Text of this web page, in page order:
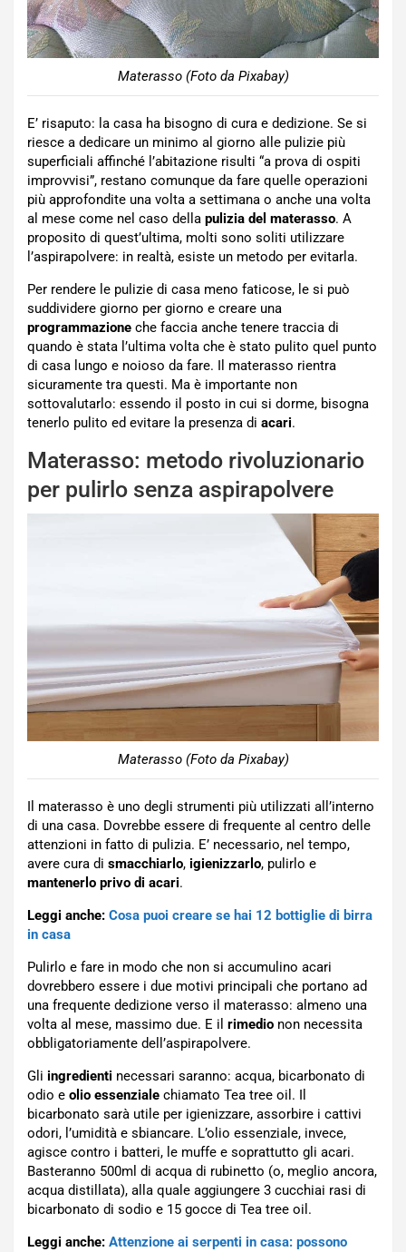
Materasso (Foto da Pixabay)
E’ risaputo: la casa ha bisogno di cura e dedizione. Se si
riesce a dedicare un minimo al giorno alle pulizie più
superficiali affinché l’abitazione risulti “a prova di ospiti
improvvisi”, restano comunque da fare quelle operazioni
più approfondite una volta a settimana o anche una volta
al mese come nel caso della pulizia del materasso. A
proposito di quest’ultima, molti sono soliti utilizzare
l’aspirapolvere: in realtà, esiste un metodo per evitarla.
Per rendere le pulizie di casa meno faticose, le si può
suddividere giorno per giorno e creare una
programmazione che faccia anche tenere traccia di
quando è stata l’ultima volta che è stato pulito quel punto
di casa lungo e noioso da fare. Il materasso rientra
sicuramente tra questi. Ma è importante non
sottovalutarlo: essendo il posto in cui si dorme, bisogna
tenerlo pulito ed evitare la presenza di acari.
Materasso: metodo rivoluzionario
per pulirlo senza aspirapolvere
Materasso (Foto da Pixabay)
Il materasso è uno degli strumenti più utilizzati all’interno
di una casa. Dovrebbe essere di frequente al centro delle
attenzioni in fatto di pulizia. E’ necessario, nel tempo,
avere cura di smacchiarlo, igienizzarlo, pulirlo e
mantenerlo privo di acari.
Leggi anche: Cosa puoi creare se hai 12 bottiglie di birra
in casa
Pulirlo e fare in modo che non si accumulino acari
dovrebbero essere i due motivi principali che portano ad
una frequente dedizione verso il materasso: almeno una
volta al mese, massimo due. E il rimedio non necessita
obbligatoriamente dell’aspirapolvere.
Gli ingredienti necessari saranno: acqua, bicarbonato di
odio e olio essenziale chiamato Tea tree oil. Il
bicarbonato sarà utile per igienizzare, assorbire i cattivi
odori, l’umidità e sbiancare. L’olio essenziale, invece,
agisce contro i batteri, le muffe e soprattutto gli acari.
Basteranno 500ml di acqua di rubinetto (o, meglio ancora,
acqua distillata), alla quale aggiungere 3 cucchiai rasi di
bicarbonato di sodio e 15 gocce di Tea tree oil.
Leggi anche: Attenzione ai serpenti in casa: possono